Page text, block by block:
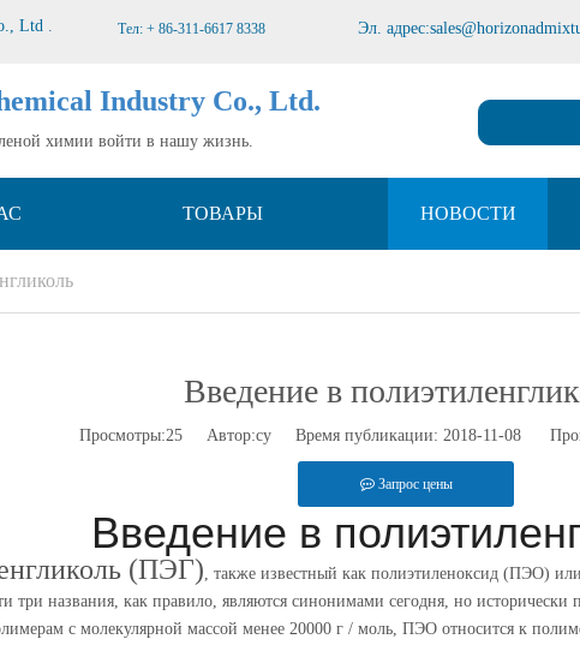
Ltd . Тел: + 86-311-6617 8338 Эл. адрес:
Industry Co., Ltd.
химии войти в нашу жизнь.
ТОВАРЫ НОВОСТИ
Введение в
Просмотры:25 Автор:су Время публикации: 2018-11-08
Запрос цены
Введение в
(ПЭГ) , также известный как полиэтиленоксид (ПЭО)
три названия, как правило, являются синонимами сегодня, но исторически
с молекулярной массой менее 20000 г / моль, ПЭО относится к